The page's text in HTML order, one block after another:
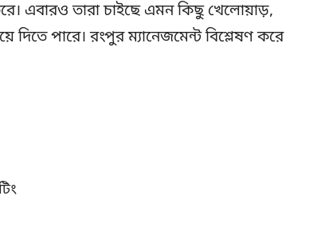
এবারও তারা চাইছে এমন কিছু খেলোয়াড়,
দিতে পারে। রংপুর ম্যানেজমেন্ট বিশ্লেষণ করে